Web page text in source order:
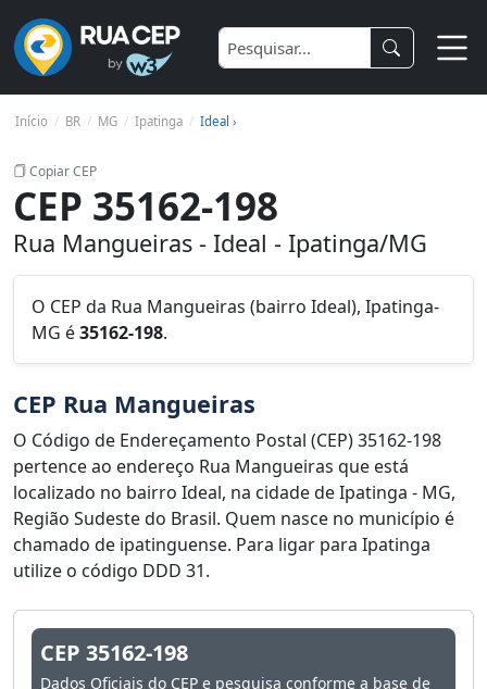
Início BR MG Ipatinga Ideal ›
Copiar CEP
CEP 35162-198
Rua Mangueiras - Ideal - Ipatinga/MG
O CEP da Rua Mangueiras (bairro Ideal), Ipatinga-
MG é35162-198.
CEP Rua Mangueiras
O Código de Endereçamento Postal (CEP) 35162-198
pertence ao endereço Rua Mangueiras que está
localizado no bairro Ideal, na cidade de Ipatinga - MG,
Região Sudeste do Brasil. Quem nasce no município é
chamado de ipatinguense. Para ligar para Ipatinga
utilize o código DDD 31.
CEP 35162-198
Dados Oficiais do CEP e pesquisa conforme a base de